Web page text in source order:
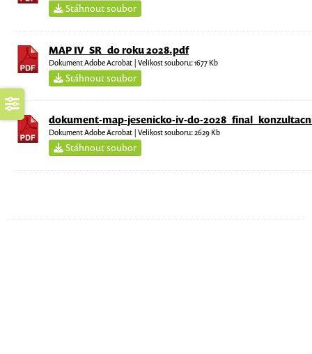
Stáhnout soubor
MAP IV_SR_do roku 2028.pdf
Dokument Adobe Acrobat | Velikost souboru: 1677 Kb
Stáhnout soubor
dokument-map-jesenicko-iv-do-
Dokument Adobe Acrobat | Velikost souboru: 2629 Kb
Stáhnout soubor